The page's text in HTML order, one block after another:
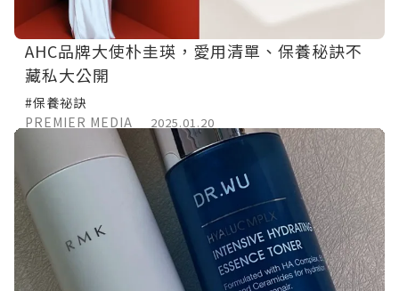
AHC品牌大使朴圭瑛，愛用清單、保養秘訣不
藏私大公開
#保養祕訣
PREMIER MEDIA
2025.01.20